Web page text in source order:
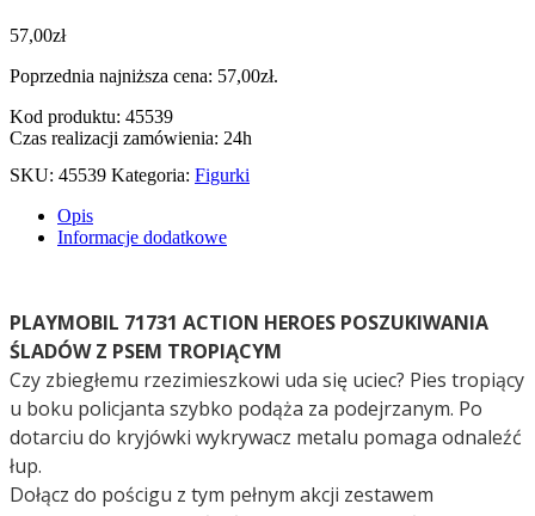
57,00zł
Poprzednia najniższa cena: 57,00zł.
Kod produktu: 45539
Czas realizacji zamówienia: 24h
SKU: 45539 Kategoria: Figurki
Opis
Informacje dodatkowe
PLAYMOBIL 71731 ACTION HEROES POSZUKIWANIA
ŚLADÓW Z PSEM TROPIĄCYM
Czy zbiegłemu rzezimieszkowi uda się uciec? Pies tropiący
u boku policjanta szybko podąża za podejrzanym. Po
dotarciu do kryjówki wykrywacz metalu pomaga odnaleźć
łup.
Dołącz do pościgu z tym pełnym akcji zestawem